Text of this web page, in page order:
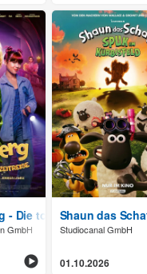
- Die total verhexte
GmbH
Shaun das
Studiocanal GmbH
01.10.2026